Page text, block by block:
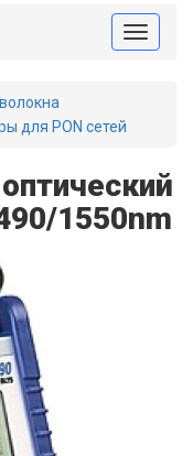
Toggle
для PON сетей
1550nm